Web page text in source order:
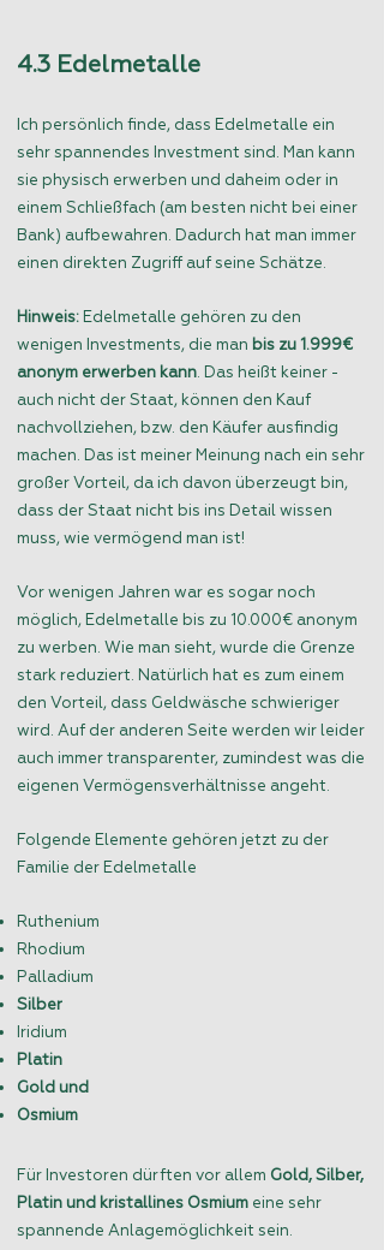
4.3 Edelmetalle
Ich persönlich finde, dass Edelmetalle ein
sehr spannendes Investment sind. Man kann
sie physisch erwerben und daheim oder in
einem Schließfach (am besten nicht bei einer
Bank) aufbewahren. Dadurch hat man immer
einen direkten Zugriff auf seine Schätze.
Hinweis: Edelmetalle gehören zu den
wenigen Investments, die man bis zu 1.999€
anonym erwerben kann. Das heißt keiner -
auch nicht der Staat, können den Kauf
nachvollziehen, bzw. den Käufer ausfindig
machen. Das ist meiner Meinung nach ein sehr
großer Vorteil, da ich davon überzeugt bin,
dass der Staat nicht bis ins Detail wissen
muss, wie vermögend man ist!
Vor wenigen Jahren war es sogar noch
möglich, Edelmetalle bis zu 10.000€ anonym
zu werben. Wie man sieht, wurde die Grenze
stark reduziert. Natürlich hat es zum einem
den Vorteil, dass Geldwäsche schwieriger
wird. Auf der anderen Seite werden wir leider
auch immer transparenter, zumindest was die
eigenen Vermögensverhältnisse angeht.
Folgende Elemente gehören jetzt zu der
Familie der Edelmetalle
Ruthenium
Rhodium
Palladium
Silber
Iridium
Platin
Gold und
Osmium
Für Investoren dürften vor allem Gold, Silber,
Platin und kristallines Osmium eine sehr
spannende Anlagemöglichkeit sein.